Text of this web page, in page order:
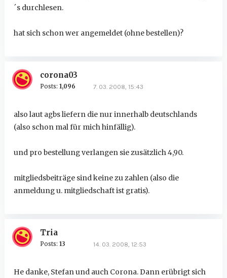
´s durchlesen.
hat sich schon wer angemeldet (ohne bestellen)?
corona03
Posts: 1,096 7. 03. 2008, 15:43
also laut agbs liefern die nur innerhalb deutschlands
(also schon mal für mich hinfällig).
und pro bestellung verlangen sie zusätzlich 4,90.
mitgliedsbeiträge sind keine zu zahlen (also die
anmeldung u. mitgliedschaft ist gratis).
Tria
Posts: 13 14. 03. 2008, 12:53
He danke, Stefan und auch Corona. Dann erübrigt sich